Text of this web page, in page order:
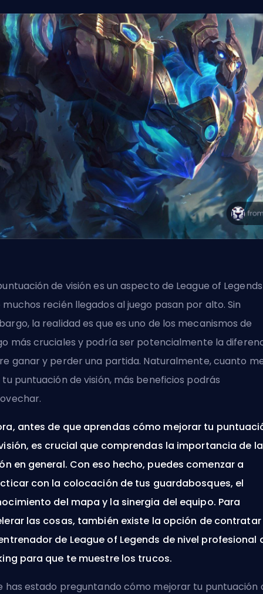
de visión es un aspecto de League of Legends
muchos recién llegados al juego pasan por alto. Sin
la realidad es que es uno de los mecanismos de
más cruciales y podría ser potencialmente la
ganar y perder una partida. Naturalmente, cuanto
tu puntuación de visión, más beneficios podrás
antes de que aprendas cómo mejorar tu
es crucial que comprendas la importancia de la
en general. Con eso hecho, puedes comenzar a
con la colocación de tus guardabosques, el
del mapa y la sinergia del equipo. Para
las cosas, también existe la opción de contratar
de League of Legends de nivel profesional
para que te muestre los trucos.
has estado preguntando cómo mejorar tu puntuación